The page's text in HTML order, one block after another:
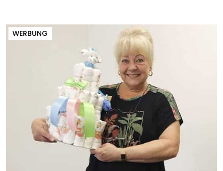
WERBUNG